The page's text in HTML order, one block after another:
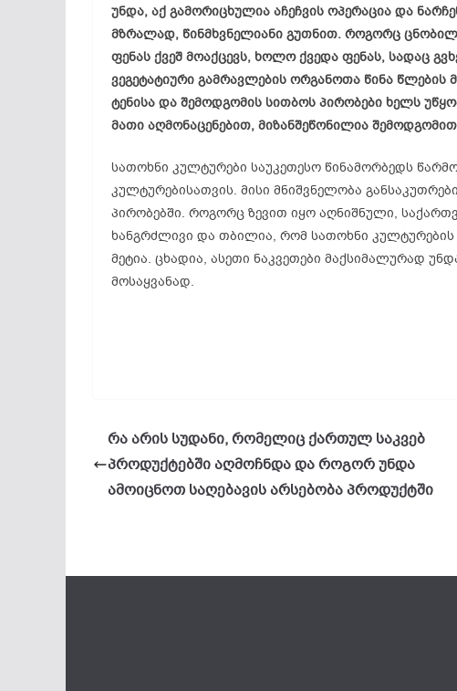
უნდა, აქ გამორიცხულია აჩეჩვის ოპერაცია და
მზრალად, წინმხვნელიანი გუთნით. როგორც
ფენას ქვეშ მოაქცევს, ხოლო ქვედა ფენას, სადაც
ვეგეტატიური გამრავლების ორგანოთა წინა წლების
ტენისა და შემოდგომის სითბოს პირობები ხელს
მათი აღმონაცენებით, მიზანშეწონილია
სათოხნი კულტურები საუკეთესო წინამორბედს
კულტურებისათვის. მისი მნიშვნელობა
პირობებში. როგორც ზევით იყო აღნიშნული,
ხანგრძლივი და თბილია, რომ სათოხნი
მეტია. ცხადია, ასეთი ნაკვეთები მაქსიმალურად
მოსაყვანად.
რა არის სუდანი, რომელიც ქართულ საკვებ
პროდუქტებში აღმოჩნდა და როგორ უნდა
ამოიცნოთ საღებავის არსებობა პროდუქტში